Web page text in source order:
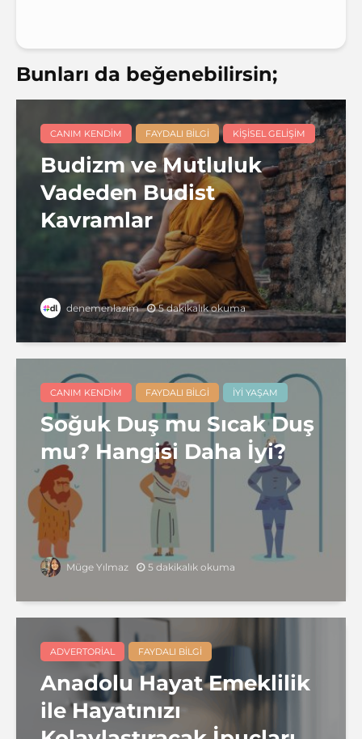
Bunları da beğenebilirsin;
CANIM KENDIM FAYDALI BILGI KIŞISEL GELIŞIM
Budizm ve Mutluluk
Vadeden Budist
Kavramlar
denemenlazım 5 dakikalık okuma
CANIM KENDIM FAYDALI BILGI İYI YAŞAM
Soğuk Duş mu Sıcak Duş
mu? Hangisi Daha İyi?
Müge Yılmaz 5 dakikalık okuma
ADVERTORIAL FAYDALI BILGI
Anadolu Hayat Emeklilik
ile Hayatınızı